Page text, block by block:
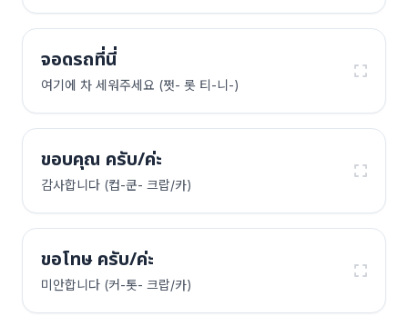
จอดรถที่นี่
여기에 차 세워주세요 (쩟- 롯 티-니-)
ขอบคุณ ครับ/ค่ะ
감사합니다 (컵-쿤- 크랍/카)
ขอโทษ ครับ/ค่ะ
미안합니다 (커-톳- 크랍/카)